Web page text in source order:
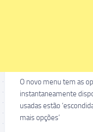
O novo menu tem as
instantaneamente
usadas estão
mais opções’